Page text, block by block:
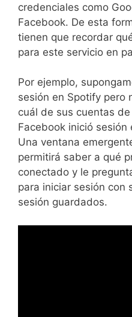
credenciales como
Facebook. De esta
tienen que recordar
para este servicio en
Por ejemplo,
sesión en Spotify pero
cuál de sus cuentas
Facebook inició sesión
Una ventana
permitirá saber a qué
conectado y le
para iniciar sesión con
sesión guardados.